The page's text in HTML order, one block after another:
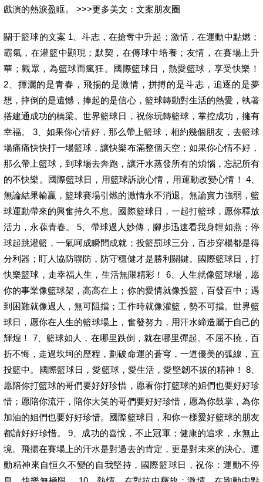
戲演的熱淚盈眶。 >>>更多美文：文案朋友圈
關于籃球的文案 1、斗志，在搶奪中升起；激情，在運動中點燃；
霸氣，在灌籃中顯現；默契，在傳球中培養；友情，在賽場上升
華；觀眾，為籃球而瘋狂。國際籃球日，熱愛籃球，享受快樂！
2、揮灑的是青春，飛揚的是激情，拼搏的是斗志，追逐的是夢
想，摔倒的是遺憾，捧起的是信心，籃球轉動對生活的熱愛，執著
搭建通成功的橋梁。世界籃球日，祝你玩轉籃球，掌控成功，擁有
幸福。 3、如果你心情好，那么帶上籃球，相約幾個朋友，去籃球
場痛痛快快打一場籃球，讓快樂布滿整個天空；如果你心情不好，
那么帶上籃球，到球場去奔跑，讓汗水蒸發所有的煩惱，忘記所有
的不快樂。國際籃球日，用籃球訴說心情，用運動改變心情！ 4、
無論結果輸贏，籃球賽場引燃的激情永不消退。無論實力強弱，籃
球運動帶來的興奮持久不息。國際籃球日，一起打籃球，愿你釋放
活力，永葆青春。 5、帶球過人妙傳，腳步迅速看我身輕如燕；停
球起跳灌籃，一氣呵成瞬間成就；投籃罰球三分，百步穿楊都是得
分利器；盯人協防聯防，防守穩健才是勝利關鍵。國際籃球日，打
快樂籃球，走幸福人生，生活無限精彩！ 6、人生就像籃球場，愿
你的事業像籃球架，高高在上；你的愛情就像投籃，百發百中；遇
到困難就像過人，無可阻擋；工作時就像灌籃，勢不可擋。世界籃
球日，愿你在人生的籃球場上，奮發努力，用汗水締造屬于自己的
輝煌！ 7、籃球如人，在哪里跌倒，就在哪里彈起。不屈不撓，百
折不悔，走過坎坷的歷程，劃破命運的蒼穹，一道優美的弧線，直
投籃中。國際籃球日，愛籃球，愛生活，愛堅韌不拔的精神！ 8、
愿陪你打籃球的哥們要好好珍惜，愿看你打籃球的姐們也要好好珍
惜；愿陪你流汗，陪你大笑的哥們要好好珍惜，愿為你鼓掌，為你
加油的姐們也要好好珍惜。國際籃球日，和你一樣愛好籃球的朋友
都請好好珍惜。 9、成功的喜悅，不止冠軍；健康的追求，永無止
境。飛揚在賽場上的汗水是對過去的肯定，更是對未來的決心。運
動精神來自恒久不變的自我堅持，國際籃球日，祝你：運動不停